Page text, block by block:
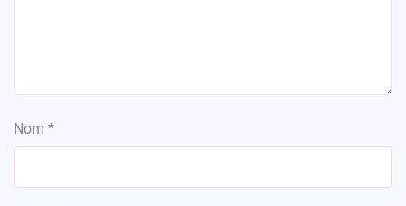
Nom *